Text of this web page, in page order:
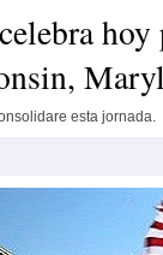
esta jornada.